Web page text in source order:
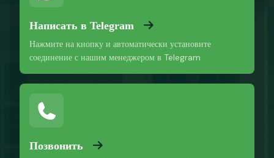
Написать в Telegram
Нажмите на кнопку и автоматически установите
соединение с нашим менеджером в Telegram
Позвонить